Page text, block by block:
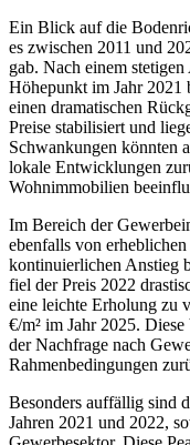
Ein Blick auf die
es zwischen 2011 und
gab. Nach einem
Höhepunkt im Jahr 2021
einen dramatischen
Preise stabilisiert und
Schwankungen könnten
lokale Entwicklungen
Wohnimmobilien
Im Bereich der
ebenfalls von
kontinuierlichen Anstieg
fiel der Preis 2022
eine leichte Erholung zu
€/m² im Jahr 2025.
der Nachfrage nach
Rahmenbedingungen
Besonders auffällig sind
Jahren 2021 und 2022,